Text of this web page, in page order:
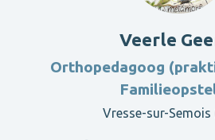
Veerle
Orthopedagoog
Vresse-sur-Semois